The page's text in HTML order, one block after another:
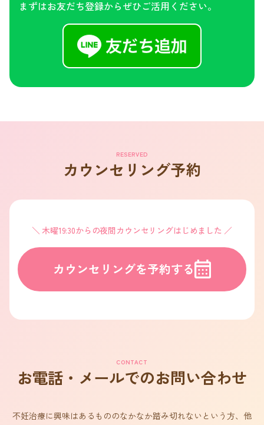
まずはお友だち登録からぜひご活用ください。
RESERVED
カウンセリング予約
木曜19:30からの夜間カウンセリングはじめました
カウンセリングを予約する
CONTACT
お電話・メールでのお問い合わせ
不妊治療に興味はあるもののなかなか踏み切れないという方、他